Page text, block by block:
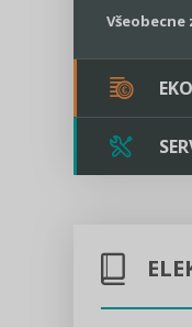
Verejné
Sociálne
Štátna
Kontakt